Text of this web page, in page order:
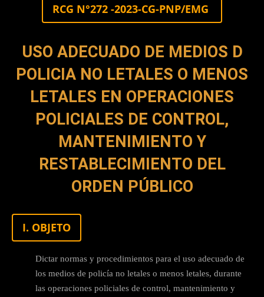
RCG N°272 -2023-CG-PNP/EMG
USO ADECUADO DE MEDIOS D
POLICIA NO LETALES O MENOS
LETALES EN OPERACIONES
POLICIALES DE CONTROL,
MANTENIMIENTO Y
RESTABLECIMIENTO DEL
ORDEN PÚBLICO
I. OBJETO
Dictar normas y procedimientos para el uso adecuado de
los medios de policía no letales o menos letales, durante
las operaciones policiales de control, mantenimiento y